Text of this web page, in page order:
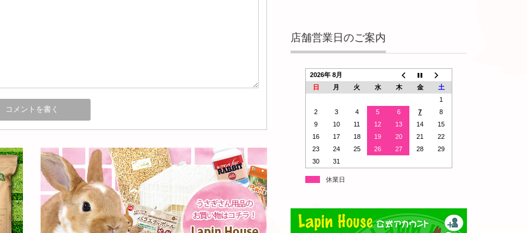
店舗営業日のご案内
2026年 8月
日
月 火 水 木 金
土
1
2
3 4 5 6 7
8
9
10 11 12 13 14
15
16
17 18 19 20 21
22
23
24 25 26 27 28
29
30
31
休業日